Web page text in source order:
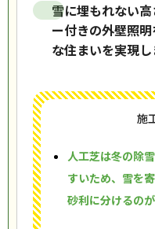
雪に埋もれない
ー付きの外壁照
な住まいを実現し
施
人工芝は冬の除
すいため、雪を
砂利に分けるのが